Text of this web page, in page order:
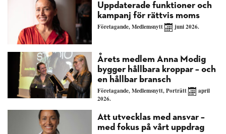
Uppdaterade funktioner och
kampanj för rättvis moms
Företagande,Medlemsnytt juni 2026.
Årets medlem Anna Modig
bygger hållbara kroppar – och
en hållbar bransch
Företagande,Medlemsnytt,Porträtt
april
2026.
Att utvecklas med ansvar –
med fokus på vårt uppdrag